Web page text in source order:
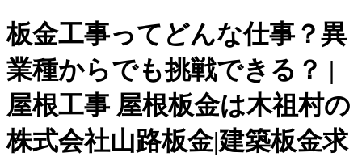
板金工事ってどんな仕事？異
業種からでも挑戦できる？ |
屋根工事 屋根板金は木祖村の
株式会社山路板金|建築板金求